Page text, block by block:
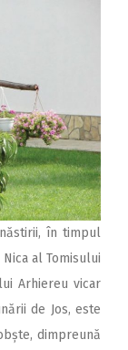
în timpul
al Tomisului
Arhiereu vicar
de Jos, este
dimpreună